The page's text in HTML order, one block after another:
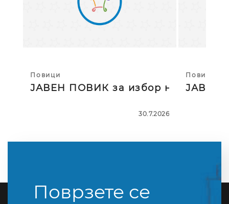
Повици
ЈАВЕН ПОВИК за избор на тројца
30.7.2026
Повици
ЈАВЕН
Поврзете се